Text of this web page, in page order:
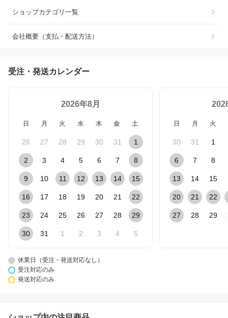
ショップカテゴリ一覧
会社概要（支払・配送方法）
受注・発送カレンダー
2026年8月
日 月 火 水 木 金 土
26 27 28 29 30 31 1
2 3 4 5 6 7 8
9 10 11 12 13 14 15
16 17 18 19 20 21 22
23 24 25 26 27 28 29
30 31 1 2 3 4 5
日 月 火
30 31 1
6 7 8
13 14 15
20 21 22
27 28 29
休業日（受注・発送対応なし）
受注対応のみ
発送対応のみ